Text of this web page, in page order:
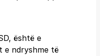
është e
e ndryshme të